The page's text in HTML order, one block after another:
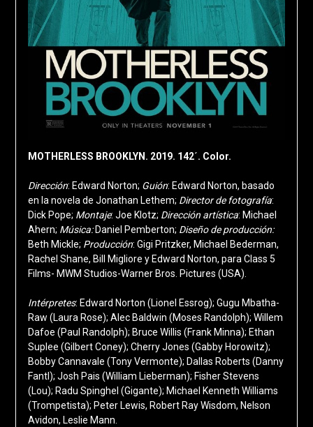
MOTHERLESS BROOKLYN. 2019. 142´. Color.
Dirección: Edward Norton; Guión: Edward Norton, basado
en la novela de Jonathan Lethem; Director de fotografía:
Dick Pope; Montaje: Joe Klotz; Dirección artística: Michael
Ahern; Música: Daniel Pemberton; Diseño de producción:
Beth Mickle; Producción: Gigi Pritzker, Michael Bederman,
Rachel Shane, Bill Migliore y Edward Norton, para Class 5
Films- MWM Studios-Warner Bros. Pictures (USA).
Intérpretes: Edward Norton (Lionel Essrog); Gugu Mbatha-
Raw (Laura Rose); Alec Baldwin (Moses Randolph); Willem
Dafoe (Paul Randolph); Bruce Willis (Frank Minna); Ethan
Suplee (Gilbert Coney); Cherry Jones (Gabby Horowitz);
Bobby Cannavale (Tony Vermonte); Dallas Roberts (Danny
Fantl); Josh Pais (William Lieberman); Fisher Stevens
(Lou); Radu Spinghel (Gigante); Michael Kenneth Williams
(Trompetista); Peter Lewis, Robert Ray Wisdom, Nelson
Avidon, Leslie Mann.